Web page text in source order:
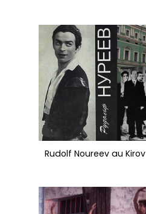
Rudolf Noureev au Kirov